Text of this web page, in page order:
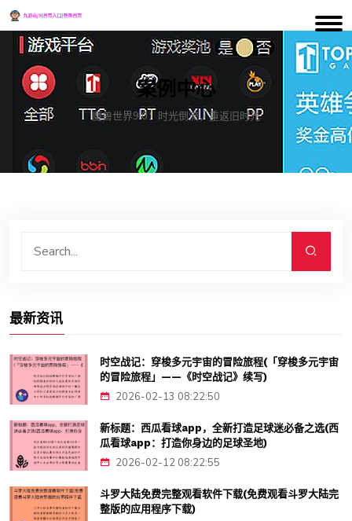
案例中心
魔兽世界9.0：时光倒流，重返旧时光
最新资讯
时空战记：穿梭多元宇宙的冒险旅程(「穿梭多元宇宙
的冒险旅程」——《时空战记》续写)
2026-02-13 08:22:50
新标题：西瓜看球app，全新打造足球迷必备之选(西
瓜看球app：打造你身边的足球圣地)
2026-02-12 08:22:55
斗罗大陆免费完整观看软件下载(免费观看斗罗大陆完
整版的应用程序下载)